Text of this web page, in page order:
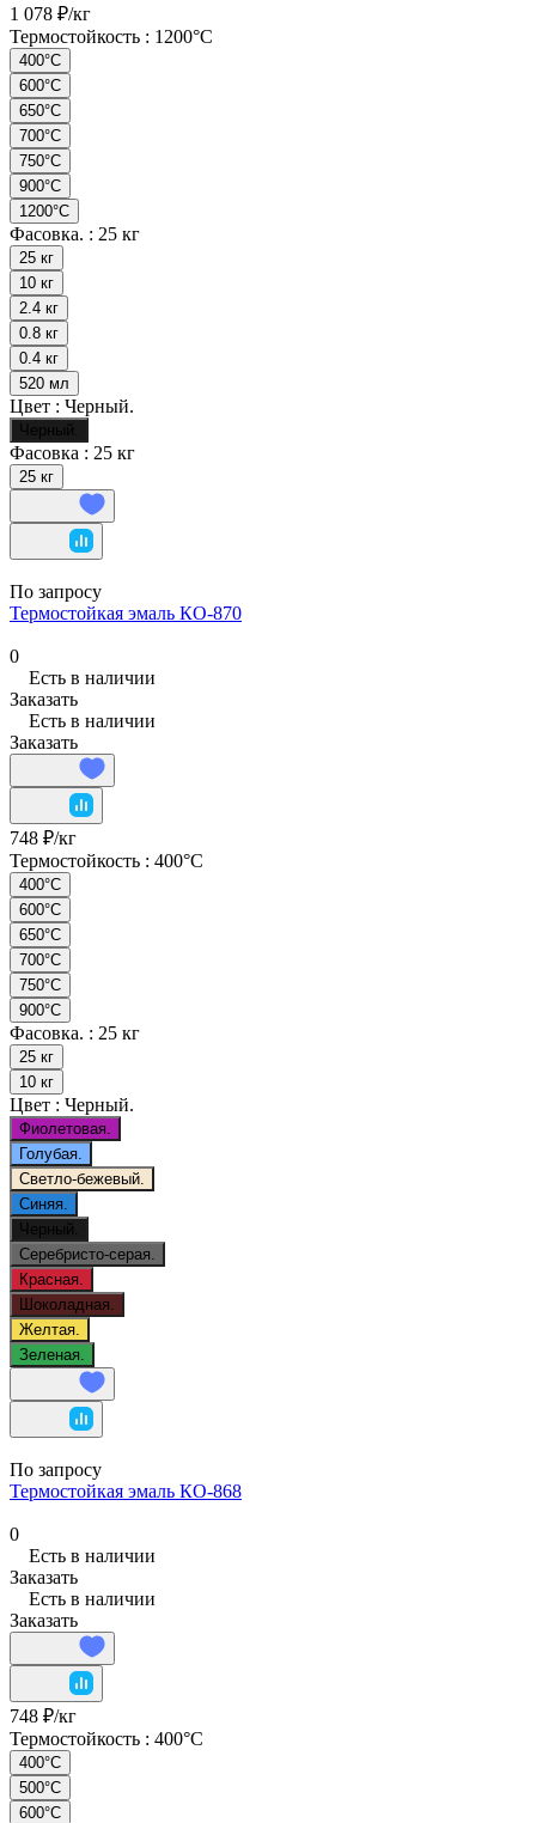
1 078 ₽/кг
Термостойкость : 1200°С
400°C
600°C
650°С
700°C
750°С
900°С
1200°С
Фасовка. : 25 кг
25 кг
10 кг
2.4 кг
0.8 кг
0.4 кг
520 мл
Цвет : Черный.
Черный.
Фасовка : 25 кг
25 кг
По запросу
Термостойкая эмаль КО-870
0
Есть в наличии
Заказать
Есть в наличии
Заказать
748 ₽/кг
Термостойкость : 400°C
400°C
600°C
650°C
700°C
750°C
900°C
Фасовка. : 25 кг
25 кг
10 кг
Цвет : Черный.
Фиолетовая.
Голубая.
Светло-бежевый.
Синяя.
Черный.
Серебристо-серая.
Красная.
Шоколадная.
Желтая.
Зеленая.
По запросу
Термостойкая эмаль КО-868
0
Есть в наличии
Заказать
Есть в наличии
Заказать
748 ₽/кг
Термостойкость : 400°C
400°C
500°C
600°C